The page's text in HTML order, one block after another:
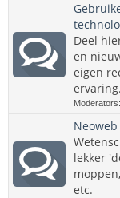
Deel
en
eigen
ervaring.
Moderators:
lekker
etc.